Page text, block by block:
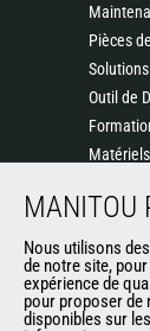
Pièces
Outil de
MANITOU
Nous utilisons
de notre site,
expérience de
pour proposer de
disponibles sur